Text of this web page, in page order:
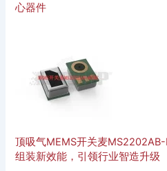
心器件
顶吸气MEMS开关麦
组装新效能，引领行业智造升级